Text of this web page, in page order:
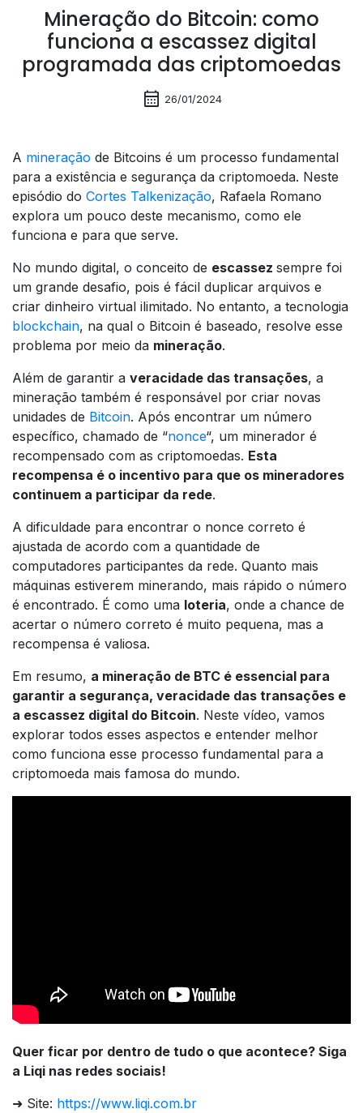
Mineração do Bitcoin: como
funciona a escassez digital
programada das criptomoedas
calendar_month 26/01/2024
A mineração de Bitcoins é um processo fundamental
para a existência e segurança da criptomoeda. Neste
episódio do Cortes Talkenização, Rafaela Romano
explora um pouco deste mecanismo, como ele
funciona e para que serve.
No mundo digital, o conceito de escassez sempre foi
um grande desafio, pois é fácil duplicar arquivos e
criar dinheiro virtual ilimitado. No entanto, a tecnologia
blockchain, na qual o Bitcoin é baseado, resolve esse
problema por meio da mineração.
Além de garantir a veracidade das transações, a
mineração também é responsável por criar novas
unidades de Bitcoin. Após encontrar um número
específico, chamado de “nonce“, um minerador é
recompensado com as criptomoedas. Esta
recompensa é o incentivo para que os mineradores
continuem a participar da rede.
A dificuldade para encontrar o nonce correto é
ajustada de acordo com a quantidade de
computadores participantes da rede. Quanto mais
máquinas estiverem minerando, mais rápido o número
é encontrado. É como uma loteria, onde a chance de
acertar o número correto é muito pequena, mas a
recompensa é valiosa.
Em resumo, a mineração de BTC é essencial para
garantir a segurança, veracidade das transações e
a escassez digital do Bitcoin. Neste vídeo, vamos
explorar todos esses aspectos e entender melhor
como funciona esse processo fundamental para a
criptomoeda mais famosa do mundo.
Quer ficar por dentro de tudo o que acontece? Siga
a Liqi nas redes sociais!
➜ Site: https://www.liqi.com.br